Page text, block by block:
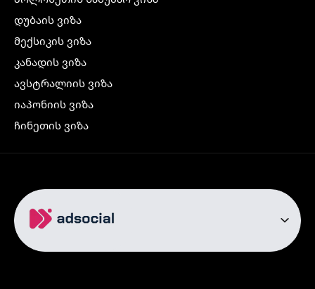
დუბაის ვიზა
მექსიკის ვიზა
კანადის ვიზა
ავსტრალიის ვიზა
იაპონიის ვიზა
ჩინეთის ვიზა
ჩრდილოეთ ირლანდიის ვიზა
რუსეთის ვიზა
ავიაბილეთები